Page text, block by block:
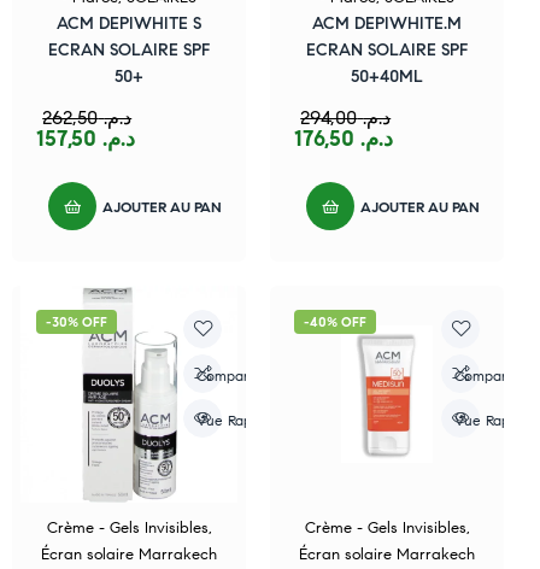
ACM DEPIWHITE S
ECRAN SOLAIRE SPF
50+
د.م.262,50
د.م.
AJOUTER AU PANIER
ACM DEPIWHITE.M
ECRAN SOLAIRE SPF
50+40ML
د.م.294,00
د.م.
AJOUTER AU PANIER
-30% OFF
Compare
Vue Rapide
Crème - Gels Invisibles,
Écran solaire Marrakech
-40% OFF
Compare
Vue Rapide
Crème - Gels Invisibles,
Écran solaire Marrakech